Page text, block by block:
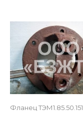
Фланец ТЭМ1.85.50.151